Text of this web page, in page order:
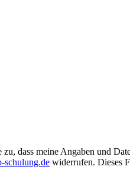
dass meine Angaben und
schulung.de widerrufen. Dieses